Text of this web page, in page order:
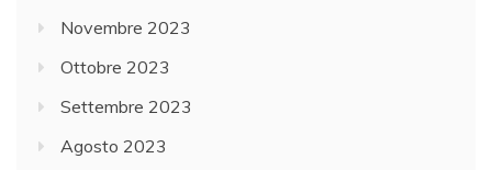
Novembre 2023
Ottobre 2023
Settembre 2023
Agosto 2023